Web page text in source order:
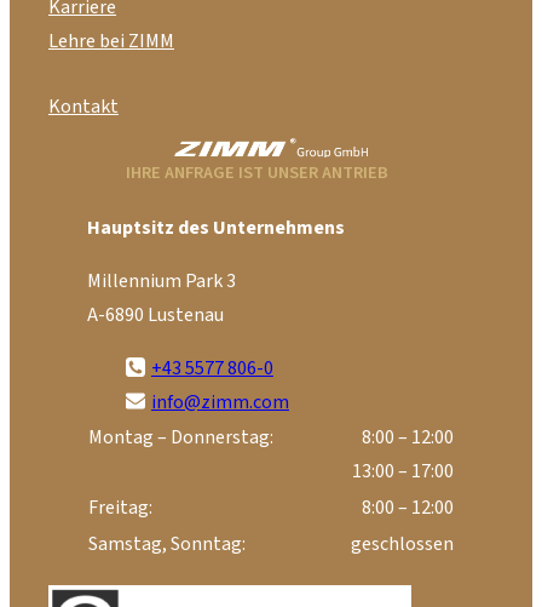
Karriere
Lehre bei ZIMM
Kontakt
IHRE ANFRAGE IST UNSER ANTRIEB
Hauptsitz des Unternehmens
Millennium Park 3
A-6890 Lustenau
+43 5577 806-0
info@zimm.com
Montag – Donnerstag:
8:00 – 12:00
13:00 – 17:00
Freitag:
8:00 – 12:00
Samstag, Sonntag:
geschlossen